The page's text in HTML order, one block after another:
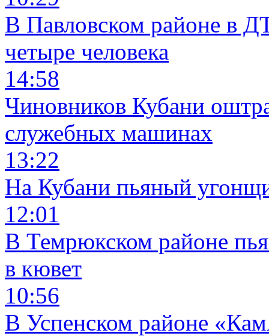
В Павловском районе в
четыре человека
14:58
Чиновников Кубани
служебных машинах
13:22
На Кубани пьяный
12:01
В Темрюкском районе
в кювет
10:56
В Успенском районе